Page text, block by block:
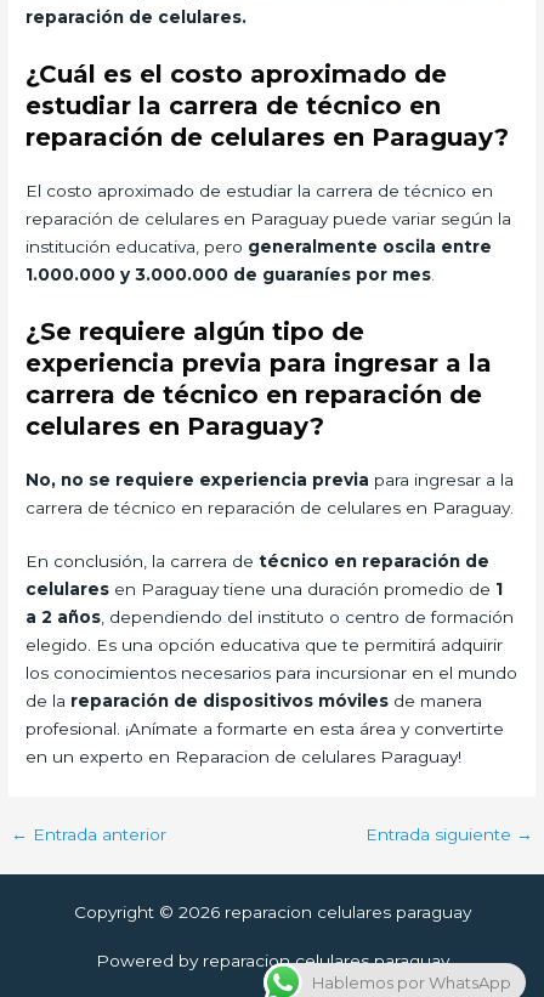
reparación de celulares.
¿Cuál es el costo aproximado de
estudiar la carrera de técnico en
reparación de celulares en Paraguay?
El costo aproximado de estudiar la carrera de técnico en
reparación de celulares en Paraguay puede variar según la
institución educativa, pero generalmente oscila entre
1.000.000 y 3.000.000 de guaraníes por mes
¿Se requiere algún tipo de
experiencia previa para ingresar a la
carrera de técnico en reparación de
celulares en Paraguay?
No, no se requiere experiencia previa para ingresar a la
carrera de técnico en reparación de celulares en Paraguay.
En conclusión, la carrera detécnico en reparación de
celulares en Paraguay tiene una duración promedio de 1
a 2 años, dependiendo del instituto o centro de formación
elegido. Es una opción educativa que te permitirá adquirir
los conocimientos necesarios para incursionar en el mundo
de la reparación de dispositivos móviles de manera
profesional. ¡Anímate a formarte en esta área y convertirte
en un experto en Reparacion de celulares Paraguay!
← Entrada anterior Entrada siguiente →
Copyright © 2026 reparacion celulares paraguay
Powered by reparacion celulares paraguay
Hablemos por WhatsApp